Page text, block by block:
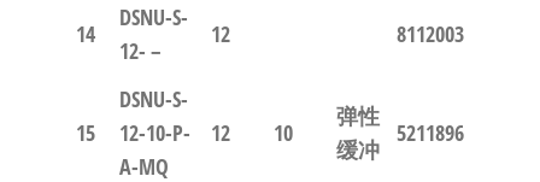
14
DSNU-S-
12- –
12 8112003
15
DSNU-S-
12-10-P-
A-MQ
12 10
弹性
缓冲
5211896